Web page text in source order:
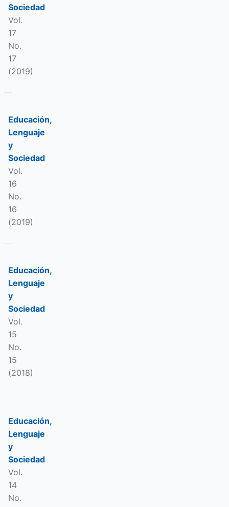
Sociedad
Vol.
17
No.
17
(2019)
Educación,
Lenguaje
y
Sociedad
Vol.
16
No.
16
(2019)
Educación,
Lenguaje
y
Sociedad
Vol.
15
No.
15
(2018)
Educación,
Lenguaje
y
Sociedad
Vol.
14
No.